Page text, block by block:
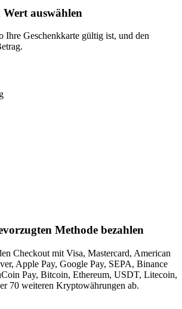
auswählen
Ihre Geschenkkarte gültig ist, und den
Methode bezahlen
Checkout mit Visa, Mastercard, American
Apple Pay, Google Pay, SEPA, Binance
Pay, Bitcoin, Ethereum, USDT, Litecoin,
70 weiteren Kryptowährungen ab.